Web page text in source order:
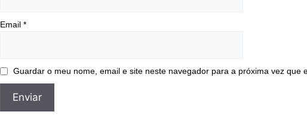
Email *
Guardar o meu nome, email e site neste navegador para a próxima vez que